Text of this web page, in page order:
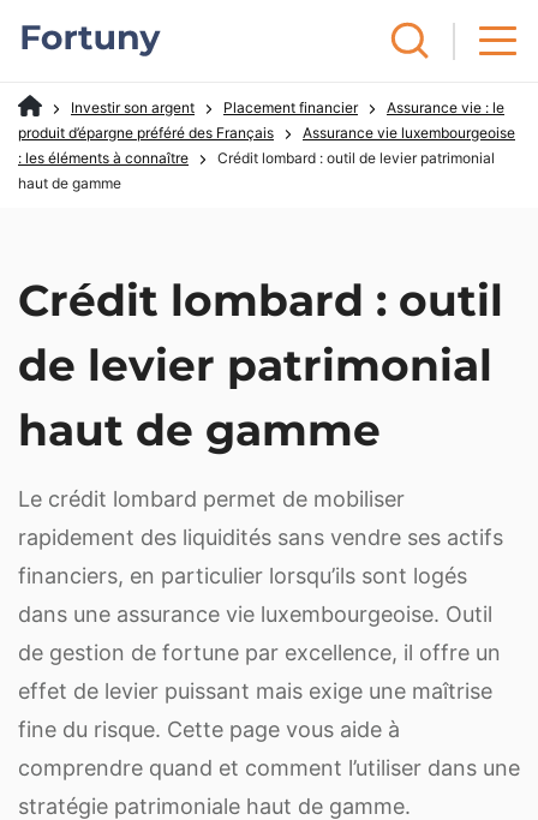
Investir son argent Placement financier
Assurance vie : le
produit d’épargne préféré des Français
Assurance vie luxembourgeoise
: les éléments à connaître
Crédit lombard : outil de levier patrimonial
haut de gamme
Crédit lombard : outil
de levier patrimonial
haut de gamme
Le crédit lombard permet de mobiliser
rapidement des liquidités sans vendre ses actifs
financiers, en particulier lorsqu’ils sont logés
dans une assurance vie luxembourgeoise. Outil
de gestion de fortune par excellence, il offre un
effet de levier puissant mais exige une maîtrise
fine du risque. Cette page vous aide à
comprendre quand et comment l’utiliser dans une
stratégie patrimoniale haut de gamme.